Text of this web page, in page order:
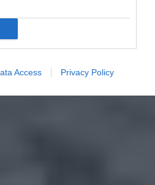
Access Privacy Policy